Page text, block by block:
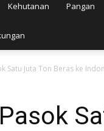
Kehutanan Pangan
Satu Juta Ton Beras ke